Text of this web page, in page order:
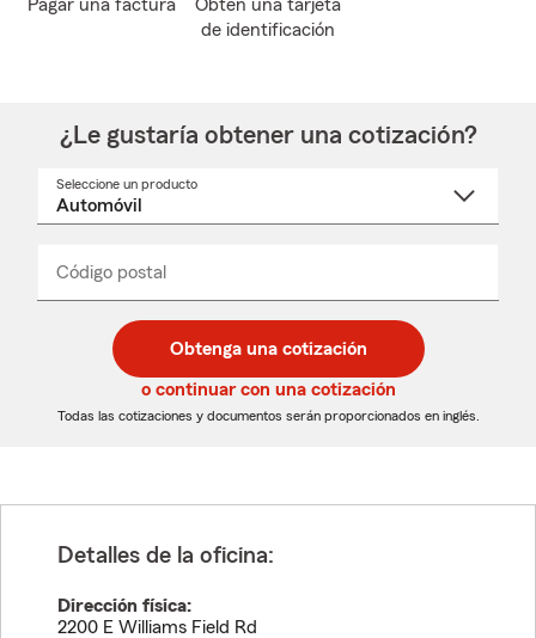
Pagar una factura
Obtén una tarjeta
de identificación
¿Le gustaría obtener una cotización?
Seleccione un producto
desplegable
Código postal
de
5
dígitos
de
5
dígitos
_____
Obtenga una cotización
o continuar con una cotización
Todas las cotizaciones y documentos serán proporcionados en inglés.
Detalles de la oficina:
Dirección física:
2200 E Williams Field Rd